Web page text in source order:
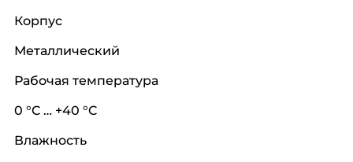
Корпус
Металлический
Рабочая температура
0 °C … +40 °C
Влажность